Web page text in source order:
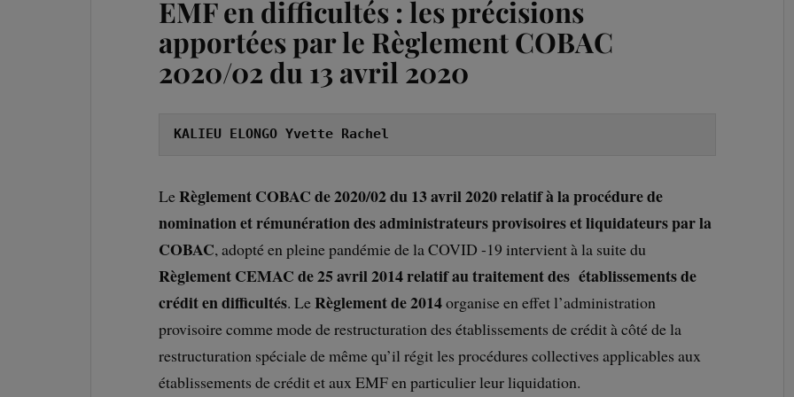
EMF en difficultés : les précisions
apportées par le Règlement COBAC
2020/02 du 13 avril 2020
KALIEU ELONGO Yvette Rachel
LeRèglement COBAC de 2020/02 du 13 avril 2020 relatif à la procédure de
nomination et rémunération des administrateurs provisoires et liquidateurs par la
COBAC, adopté en pleine pandémie de la COVID -19 intervient à la suite du
Règlement CEMAC de 25 avril 2014 relatif au traitement des établissements de
crédit en difficultés. LeRèglement de 2014organise en effet l’administration
provisoire comme mode de restructuration des établissements de crédit à côté de la
restructuration spéciale de même qu’il régit les procédures collectives applicables aux
établissements de crédit et aux EMF en particulier leur liquidation.